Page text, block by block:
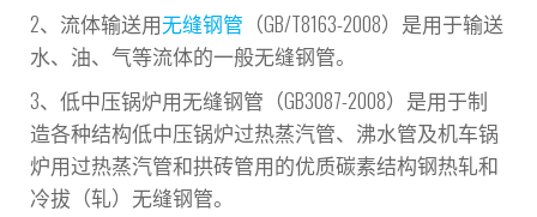
2、流体输送用无缝钢管 （GB/T8163-2008）是用于输送
水、油、气等流体的一般无缝钢管。
3、低中压锅炉用无缝钢管（GB3087-2008）是用于制
造各种结构低中压锅炉过热蒸汽管、沸水管及机车锅
炉用过热蒸汽管和拱砖管用的优质碳素结构钢热轧和
冷拔（轧）无缝钢管。